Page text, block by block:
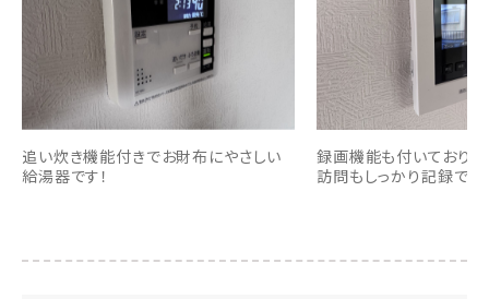
追い炊き機能付きでお財布にやさしい
給湯器です！
録画機能も付いておりま
訪問もしっかり記録でき